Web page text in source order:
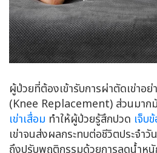
ผู้ป่วยที่ต้องเข้ารับการผ่าตัดเข่าอย่
(Knee Replacement) ส่วนมาก
เข่าเสื่อม ทำให้ผู้ป่วยรู้สึกปวด เจ็บ
เข่าจนส่งผลกระทบต่อชีวิตประจำ